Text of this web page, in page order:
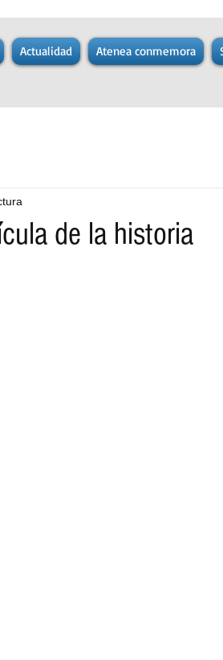
Actualidad Atenea conmemora
de la historia